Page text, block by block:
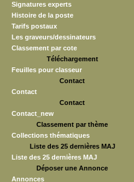
Signatures experts
Histoire de la poste
Tarifs postaux
Les graveurs/dessinateurs
Classement par cote
Téléchargement
Feuilles pour classeur
Contact
Contact
Contact
Contact_new
Classement par thème
Collections thématiques
Liste des 25 dernières MAJ
Liste des 25 dernières MAJ
Déposer une Annonce
Annonces